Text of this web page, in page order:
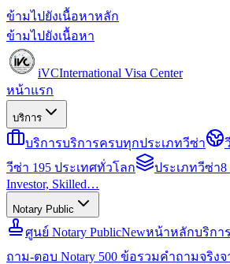
ข้ามไปยังเนื้อหาหลัก
ข้ามไปยังเนื้อหา
iVCInternational Visa Center
หน้าแรก
บริการ
บริการบริการครบทุกประเภทวีซ่า
วีซ่า 195 ประเทศทั่วโลก
ประเภทวีซ่า8
Investor, Skilled…
Notary Public
ศูนย์ Notary PublicNewหน้าหลักบริกา
ถาม-ตอบ Notary 500 ข้อรวมคำถามจริง